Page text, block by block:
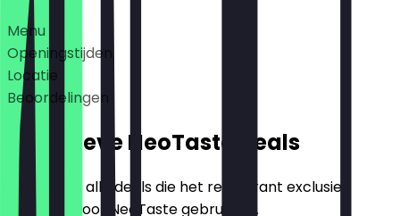
Deals
Menu
Openingstijden
Locatie
Beoordelingen
Exclusieve NeoTaste Deals
Hier vind je alle deals die het restaurant exclusief
aanbiedt voor NeoTaste gebruikers.